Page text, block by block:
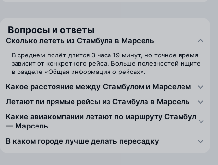
Вопросы и ответы
Сколько лететь из Стамбула в Марсель
В среднем полёт длится 3 часа 19 минут, но точное время
зависит от конкретного рейса. Больше полезностей ищите
в разделе «Общая информация о рейсах».
Какое расстояние между Стамбулом и Марселем
Летают ли прямые рейсы из Стамбула в Марсель
Какие авиакомпании летают по маршруту Стамбул
— Марсель
В каком городе лучше делать пересадку